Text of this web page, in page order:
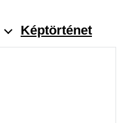
Képtörténet